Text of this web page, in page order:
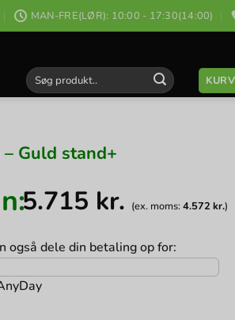
MAN-FRE(LØR): 10:00 - 17:30(14:00)
Søg
efter:
Guld stand+
5.715 kr. (ex. moms:4.572kr.)
også dele din betaling op for: